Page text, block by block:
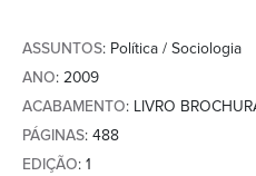
ASSUNTOS: Política / Sociologia
ANO: 2009
ACABAMENTO: LIVRO
PÁGINAS: 488
EDIÇÃO: 1